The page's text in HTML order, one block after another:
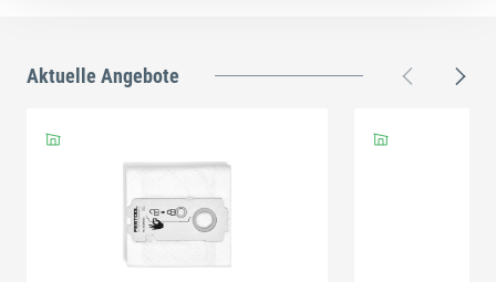
Aktuelle Angebote